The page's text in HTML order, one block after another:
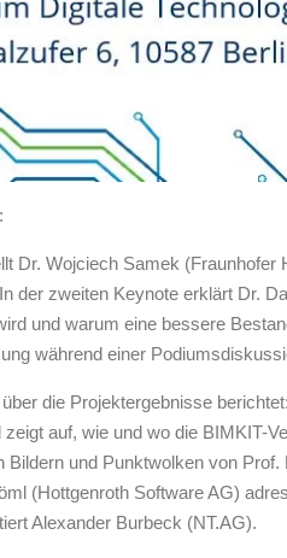
:
Dr. Wojciech Samek
der zweiten Keynote erklärt Dr.
und warum eine bessere
während einer
die Projektergebnisse
auf, wie und wo die BIMKIT-
Bildern und Punktwolken von
(Hottgenroth Software AG)
Alexander Burbeck (NT.AG).